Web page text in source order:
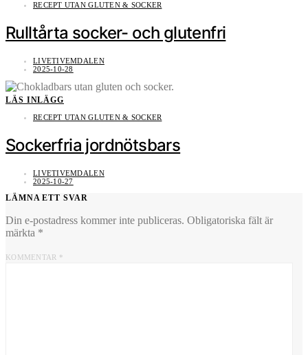
RECEPT UTAN GLUTEN & SOCKER
Rulltårta socker- och glutenfri
LIVETIVEMDALEN
2025-10-28
LÄS INLÄGG
RECEPT UTAN GLUTEN & SOCKER
Sockerfria jordnötsbars
LIVETIVEMDALEN
2025-10-27
LÄMNA ETT SVAR
Din e-postadress kommer inte publiceras. Obligatoriska fält är
märkta *
KOMMENTAR *